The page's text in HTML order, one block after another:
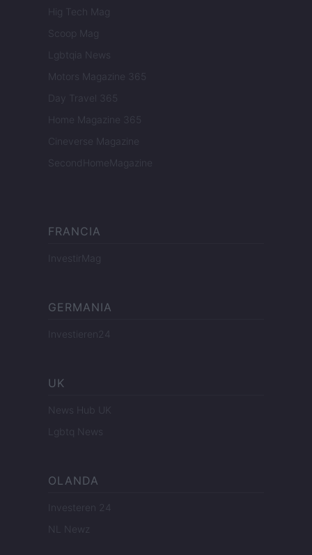
Hig Tech Mag
Scoop Mag
Lgbtqia News
Motors Magazine 365
Day Travel 365
Home Magazine 365
Cineverse Magazine
SecondHomeMagazine
FRANCIA
InvestirMag
GERMANIA
Investieren24
UK
News Hub UK
Lgbtq News
OLANDA
Investeren 24
NL Newz